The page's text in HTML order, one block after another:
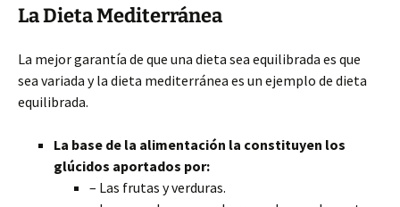
La Dieta Mediterránea
La mejor garantía de que una dieta sea equilibrada es que
sea variada y la dieta mediterránea es un ejemplo de dieta
equilibrada.
La base de la alimentación la constituyen los
glúcidos aportados por:
– Las frutas y verduras.